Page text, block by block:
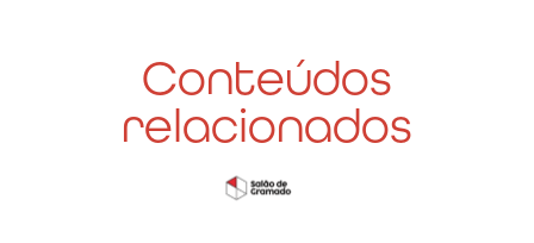
Conteúdos
relacionados